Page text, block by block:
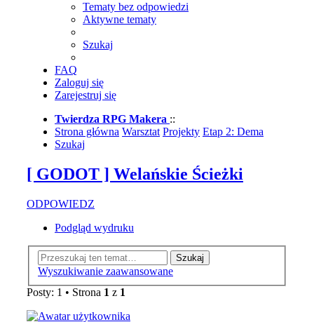
Tematy bez odpowiedzi
Aktywne tematy
Szukaj
FAQ
Zaloguj się
Zarejestruj się
Twierdza RPG Makera ::
Strona główna Warsztat Projekty Etap 2: Dema
Szukaj
[ GODOT ] Welańskie Ścieżki
ODPOWIEDZ
Podgląd wydruku
Szukaj
Wyszukiwanie zaawansowane
Posty: 1 • Strona 1 z 1